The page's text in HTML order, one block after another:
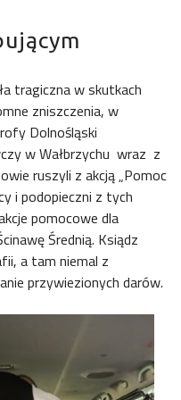
tragiczna w skutkach
zniszczenia, w
Dolnośląski
w Wałbrzychu wraz z
ruszyli z akcją „Pomoc
i podopieczni z tych
pomocowe dla
Średnią. Ksiądz
a tam niemal z
przywiezionych darów.